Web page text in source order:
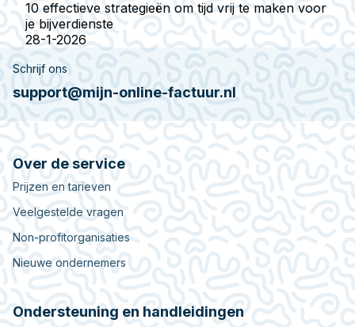
10 effectieve strategieën om tijd vrij te maken voor
je bijverdienste
28-1-2026
Schrijf ons
support@mijn-online-factuur.nl
Over de service
Prijzen en tarieven
Veelgestelde vragen
Non-profitorganisaties
Nieuwe ondernemers
Ondersteuning en handleidingen